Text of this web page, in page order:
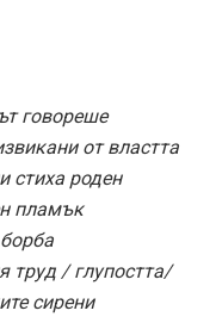
говореше
от властта
стиха роден
пламък
труд / глупостта/
сирени